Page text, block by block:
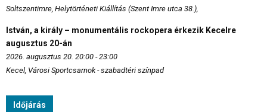
Soltszentimre, Helytörténeti Kiállítás (Szent Imre utca 38.),
István, a király – monumentális rockopera érkezik Kecelre
augusztus 20-án
2026. augusztus 20. 20:00 - 23:00
Kecel, Városi Sportcsarnok - szabadtéri színpad
Időjárás